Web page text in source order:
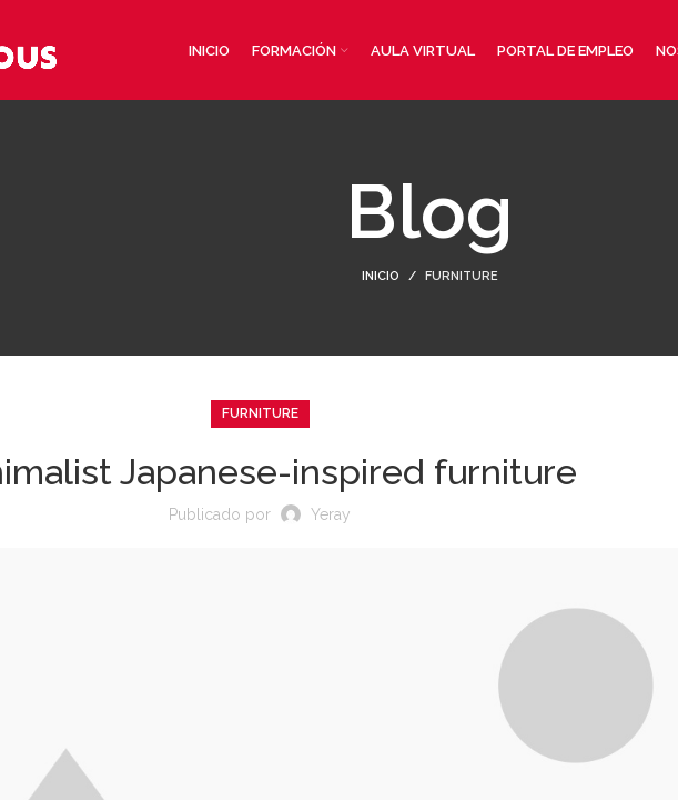
INICIO FORMACIÓN AULA VIRTUAL PORTAL DE EMPLEO
Blog
INICIO FURNITURE
FURNITURE
Japanese-inspired furniture
Publicado por Yeray